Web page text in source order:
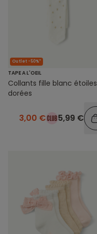
Outlet -50%*
TAPE A L'OEIL
Collants fille blanc étoiles
dorées
3,00 € 5,99 €